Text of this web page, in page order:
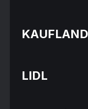
KAUFLAND
LIDL